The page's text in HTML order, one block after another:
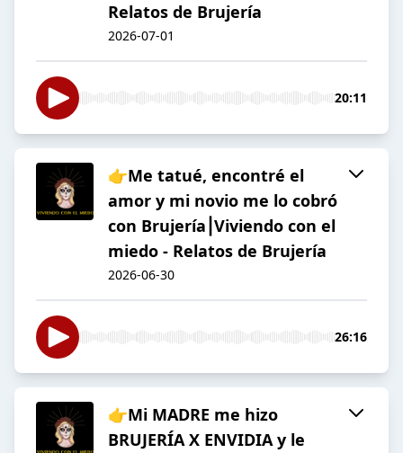
Relatos de Brujería
2026-07-01
20:11
👉Me tatué, encontré el
amor y mi novio me lo cobró
con Brujería⎮Viviendo con el
miedo - Relatos de Brujería
2026-06-30
26:16
👉Mi MADRE me hizo
BRUJERÍA X ENVIDIA y le